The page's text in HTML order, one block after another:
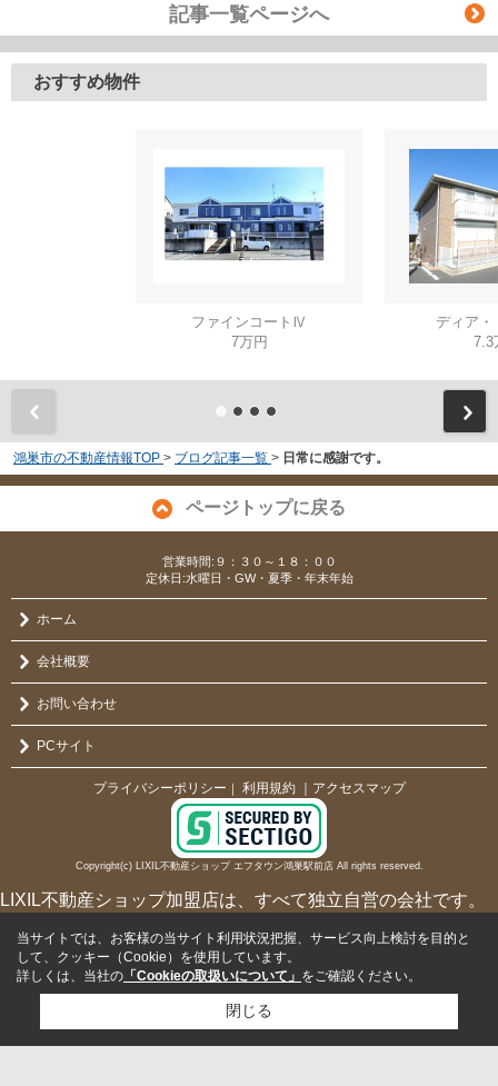
記事一覧ページへ
おすすめ物件
ファインコートⅣ
7万円
ディア・
7.3
鴻巣市の不動産情報TOP > ブログ記事一覧 > 日常に感謝です。
ページトップに戻る
営業時間:９：３０～１８：００
定休日:水曜日・GW・夏季・年末年始
ホーム
会社概要
お問い合わせ
PCサイト
プライバシーポリシー ｜ 利用規約 ｜アクセスマップ
Copyright(c) LIXIL不動産ショップ エフタウン鴻巣駅前店 All rights reserved.
LIXIL不動産ショップ加盟店は、すべて独立自営の会社です。
当サイトでは、お客様の当サイト利用状況把握、サービス向上検討を目的と
して、クッキー（Cookie）を使用しています。
詳しくは、当社の 「Cookieの取扱いについて」 をご確認ください。
閉じる